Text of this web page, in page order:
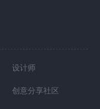
设计师
创意分享社区